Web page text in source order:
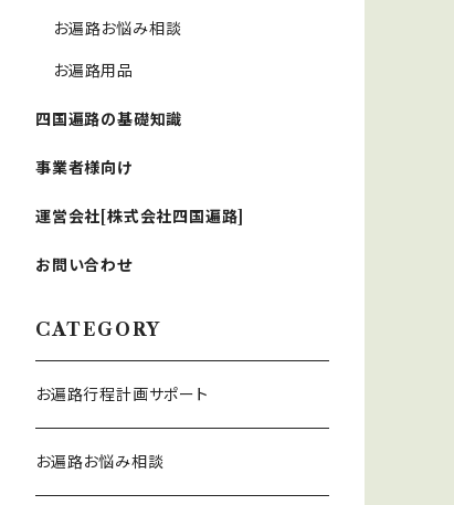
お遍路お悩み相談
お遍路用品
四国遍路の基礎知識
事業者様向け
運営会社[株式会社四国遍路]
お問い合わせ
CATEGORY
お遍路行程計画サポート
お遍路お悩み相談